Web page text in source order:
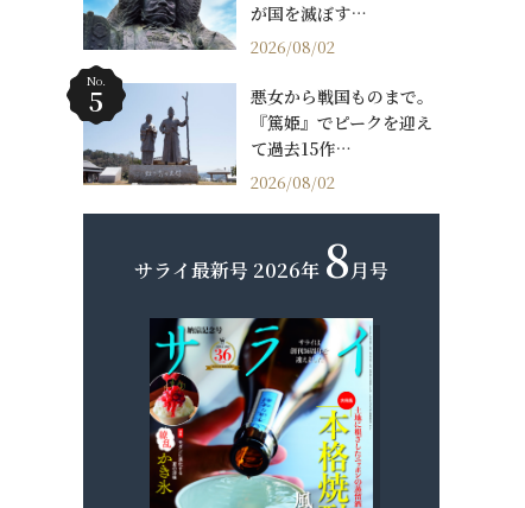
が国を滅ぼす…
2026/08/02
悪女から戦国ものまで。
『篤姫』でピークを迎え
て過去15作…
2026/08/02
No.
サライ最新号 2026年 8月号